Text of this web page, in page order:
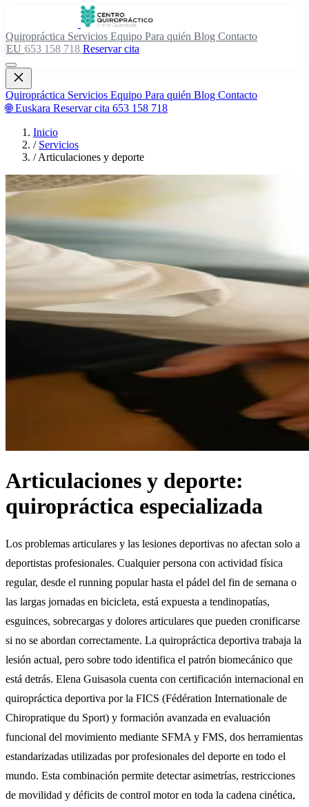
Quiropráctica Servicios Equipo Para quién Blog Contacto
EU 653 158 718 Reservar cita
Quiropráctica Servicios Equipo Para quién Blog Contacto
🌐 Euskara Reservar cita 653 158 718
Inicio
/ Servicios
/ Articulaciones y deporte
Articulaciones y deporte:
quiropráctica especializada
Los problemas articulares y las lesiones deportivas no afectan solo a
deportistas profesionales. Cualquier persona con actividad física
regular, desde el running popular hasta el pádel del fin de semana o
las largas jornadas en bicicleta, está expuesta a tendinopatías,
esguinces, sobrecargas y dolores articulares que pueden cronificarse
si no se abordan correctamente. La quiropráctica deportiva trabaja la
lesión actual, pero sobre todo identifica el patrón biomecánico que
está detrás. Elena Guisasola cuenta con certificación internacional en
quiropráctica deportiva por la FICS (Fédération Internationale de
Chiropratique du Sport) y formación avanzada en evaluación
funcional del movimiento mediante SFMA y FMS, dos herramientas
estandarizadas utilizadas por profesionales del deporte en todo el
mundo. Esta combinación permite detectar asimetrías, restricciones
de movilidad y déficits de control motor en toda la cadena cinética,